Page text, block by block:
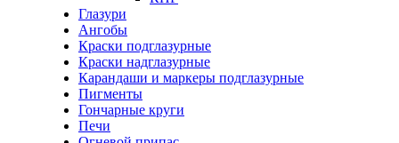
Глазури
Ангобы
Краски подглазурные
Краски надглазурные
Карандаши и маркеры подглазурные
Пигменты
Гончарные круги
Печи